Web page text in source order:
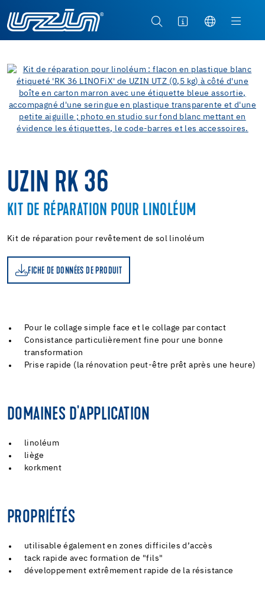
UZIN RK 36
KIT DE RÉPARATION POUR LINOLÉUM
Kit de réparation pour revêtement de sol linoléum
FICHE DE DONNÉES DE PRODUIT
Pour le collage simple face et le collage par contact
Consistance particulièrement fine pour une bonne
transformation
Prise rapide (la rénovation peut-être prêt après une heure)
DOMAINES D'APPLICATION
linoléum
liège
korkment
PROPRIÉTÉS
utilisable également en zones difficiles d’accès
tack rapide avec formation de "fils"
développement extrêmement rapide de la résistance